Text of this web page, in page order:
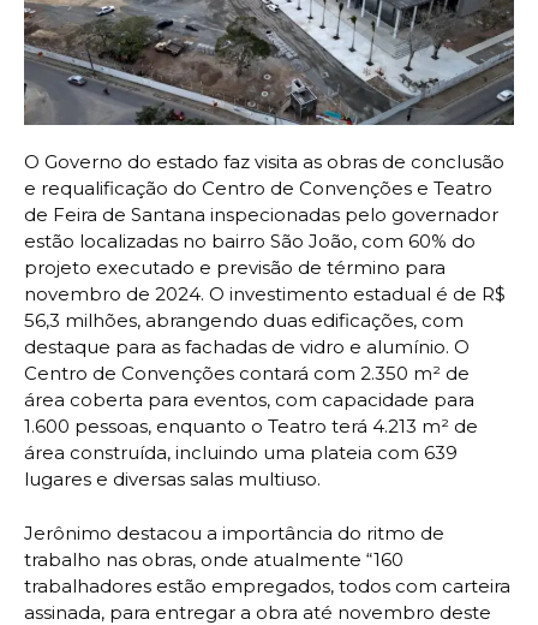
O Governo do estado faz visita as obras de conclusão
e requalificação do Centro de Convenções e Teatro
de Feira de Santana inspecionadas pelo governador
estão localizadas no bairro São João, com 60% do
projeto executado e previsão de término para
novembro de 2024. O investimento estadual é de R$
56,3 milhões, abrangendo duas edificações, com
destaque para as fachadas de vidro e alumínio. O
Centro de Convenções contará com 2.350 m² de
área coberta para eventos, com capacidade para
1.600 pessoas, enquanto o Teatro terá 4.213 m² de
área construída, incluindo uma plateia com 639
lugares e diversas salas multiuso.
Jerônimo destacou a importância do ritmo de
trabalho nas obras, onde atualmente “160
trabalhadores estão empregados, todos com carteira
assinada, para entregar a obra até novembro deste